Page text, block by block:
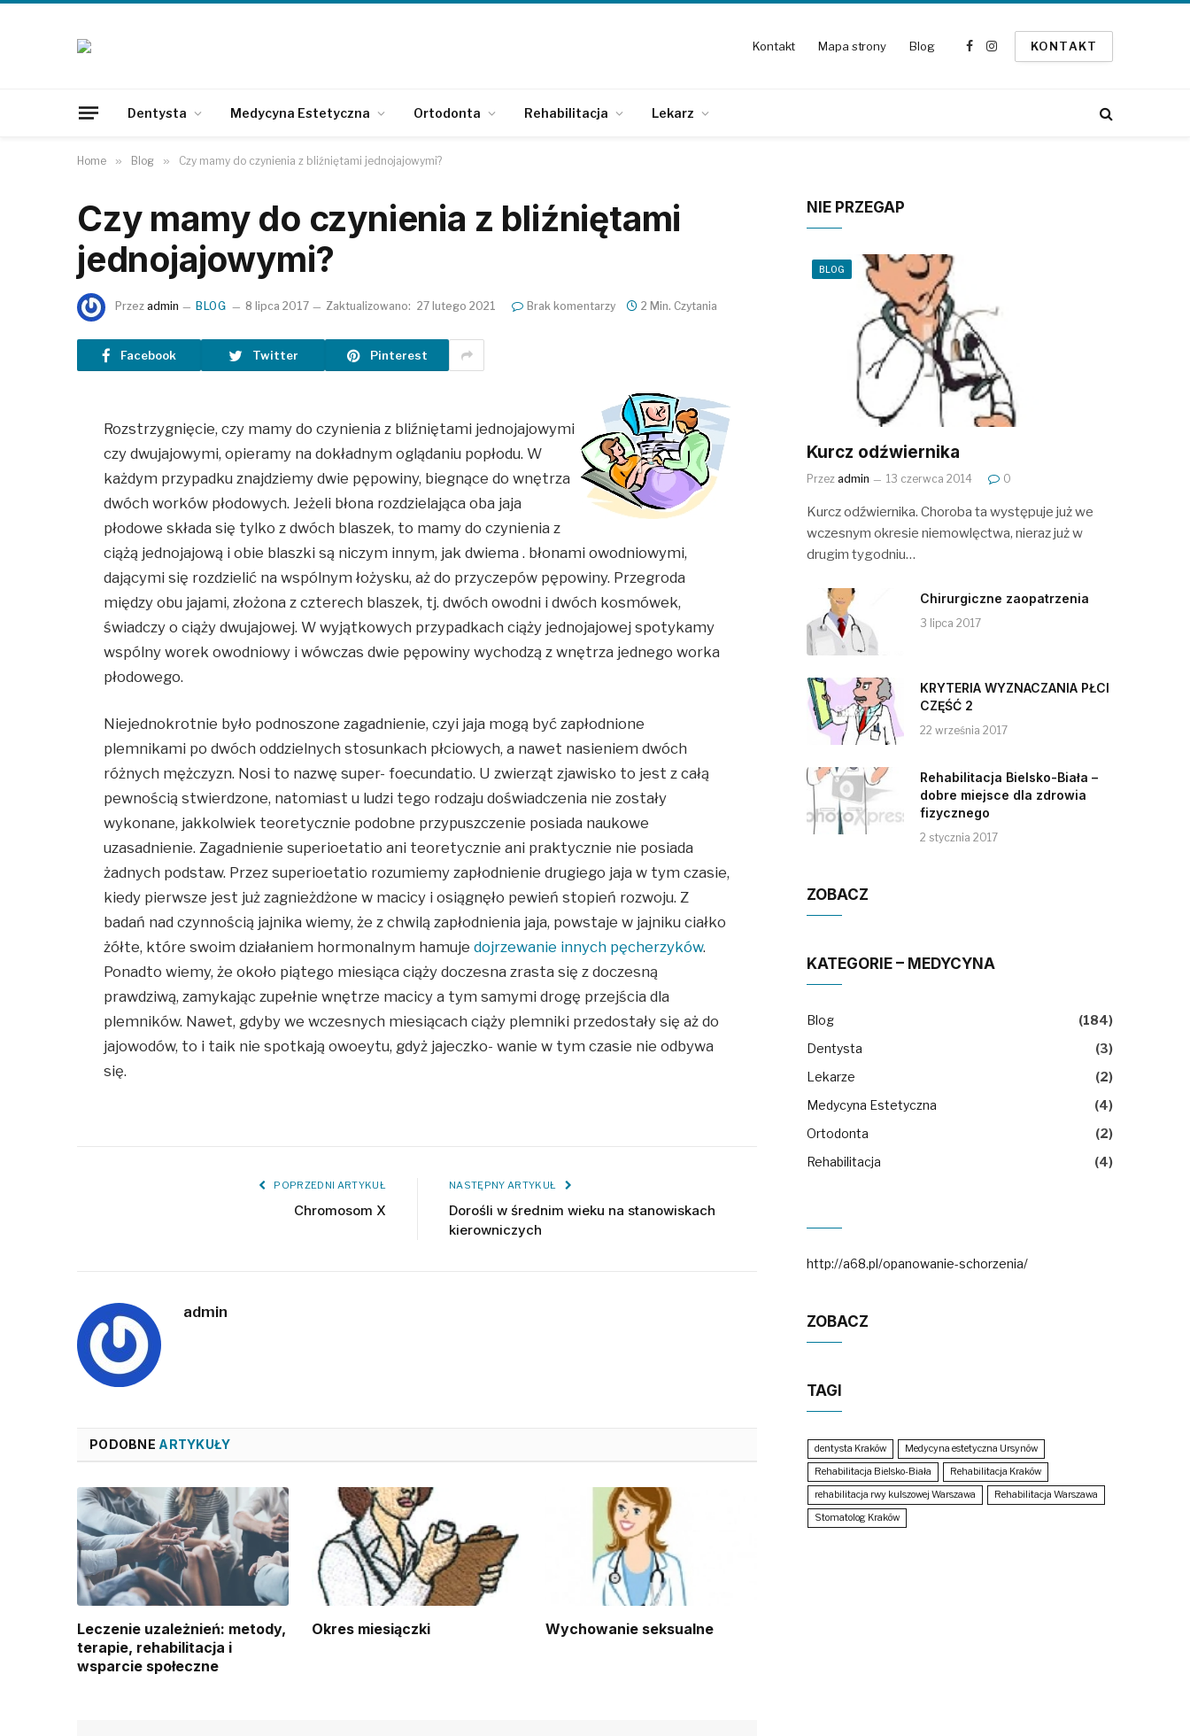
Kontakt Mapa strony Blog
Facebook
Instagram
KONTAKT
Dentysta Medycyna Estetyczna Ortodonta Rehabilitacja Lekarz
Home » Blog » Czy mamy do czynienia z bliźniętami jednojajowymi?
Czy mamy do czynienia z bliźniętami
jednojajowymi?
Przez admin BLOG 8 lipca 2017 Zaktualizowano: 27 lutego 2021 Brak komentarzy 2 Min. Czytania
Facebook Twitter Pinterest
Rozstrzygnięcie, czy mamy do czynienia z bliźniętami jednojajowymi
czy dwujajowymi, opieramy na dokładnym oglądaniu popłodu. W
każdym przypadku znajdziemy dwie pępowiny, biegnące do wnętrza
dwóch worków płodowych. Jeżeli błona rozdzielająca oba jaja
płodowe składa się tylko z dwóch blaszek, to mamy do czynienia z
ciążą jednojajową i obie blaszki są niczym innym, jak dwiema . błonami owodniowymi,
dającymi się rozdzielić na wspólnym łożysku, aż do przyczepów pępowiny. Przegroda
między obu jajami, złożona z czterech blaszek, tj. dwóch owodni i dwóch kosmówek,
świadczy o ciąży dwujajowej. W wyjątkowych przypadkach ciąży jednojajowej spotykamy
wspólny worek owodniowy i wówczas dwie pępowiny wychodzą z wnętrza jednego worka
płodowego.
Niejednokrotnie było podnoszone zagadnienie, czyi jaja mogą być zapłodnione
plemnikami po dwóch oddzielnych stosunkach płciowych, a nawet nasieniem dwóch
różnych mężczyzn. Nosi to nazwę super- foecundatio. U zwierząt zjawisko to jest z całą
pewnością stwierdzone, natomiast u ludzi tego rodzaju doświadczenia nie zostały
wykonane, jakkolwiek teoretycznie podobne przypuszczenie posiada naukowe
uzasadnienie. Zagadnienie superioetatio ani teoretycznie ani praktycznie nie posiada
żadnych podstaw. Przez superioetatio rozumiemy zapłodnienie drugiego jaja w tym czasie,
kiedy pierwsze jest już zagnieżdżone w macicy i osiągnęło pewień stopień rozwoju. Z
badań nad czynnością jajnika wiemy, że z chwilą zapłodnienia jaja, powstaje w jajniku ciałko
żółte, które swoim działaniem hormonalnym hamujedojrzewanie innych pęcherzyków.
Ponadto wiemy, że około piątego miesiąca ciąży doczesna zrasta się z doczesną
prawdziwą, zamykając zupełnie wnętrze macicy a tym samymi drogę przejścia dla
plemników. Nawet, gdyby we wczesnych miesiącach ciąży plemniki przedostały się aż do
jajowodów, to i taik nie spotkają owoeytu, gdyż jajeczko- wanie w tym czasie nie odbywa
się.
POPRZEDNI ARTYKUŁ
Chromosom X
NASTĘPNY ARTYKUŁ
Dorośli w średnim wieku na stanowiskach
kierowniczych
admin
PODOBNE ARTYKUŁY
Leczenie uzależnień: metody,
terapie, rehabilitacja i
wsparcie społeczne
Okres miesiączki Wychowanie seksualne
NIE PRZEGAP
BLOG
Kurcz odźwiernika
Przez admin 13 czerwca 2014 0
Kurcz odźwiernika. Choroba ta występuje już we
wczesnym okresie niemowlęctwa, nieraz już w
drugim tygodniu…
Chirurgiczne zaopatrzenia
3 lipca 2017
KRYTERIA WYZNACZANIA PŁCI
CZĘŚĆ 2
22 września 2017
Rehabilitacja Bielsko-Biała –
dobre miejsce dla zdrowia
fizycznego
2 stycznia 2017
ZOBACZ
KATEGORIE – MEDYCYNA
Blog
(184)
Dentysta
(3)
Lekarze
(2)
Medycyna Estetyczna
(4)
Ortodonta
(2)
Rehabilitacja
(4)
http://a68.pl/opanowanie-schorzenia/
ZOBACZ
TAGI
dentysta Kraków
Medycyna estetyczna Ursynów
Rehabilitacja Bielsko-Biała
Rehabilitacja Kraków
rehabilitacja rwy kulszowej Warszawa
Rehabilitacja Warszawa
Stomatolog Kraków